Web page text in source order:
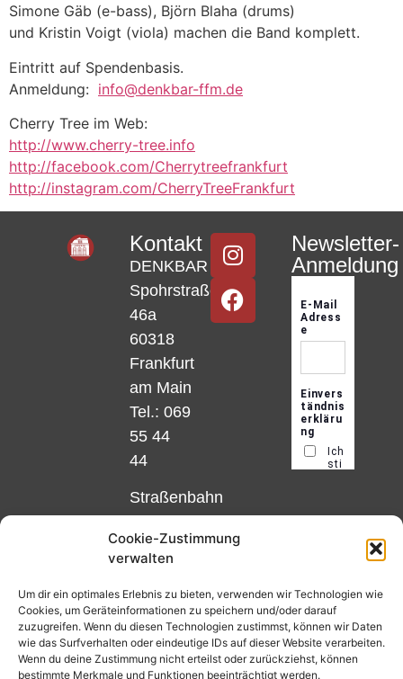
Cookie-Zustimmung
verwalten
Um dir ein optimales Erlebnis zu bieten, verwenden wir Technologien wie
Cookies, um Geräteinformationen zu speichern und/oder darauf
zuzugreifen. Wenn du diesen Technologien zustimmst, können wir Daten
wie das Surfverhalten oder eindeutige IDs auf dieser Website verarbeiten.
Wenn du deine Zustimmung nicht erteilst oder zurückziehst, können
bestimmte Merkmale und Funktionen beeinträchtigt werden.
Simone Gäb (e-bass), Björn Blaha (drums)
und Kristin Voigt (viola) machen die Band komplett.
Eintritt auf Spendenbasis.
Anmeldung: info@denkbar-ffm.de
Cherry Tree im Web:
http://www.cherry-tree.info
http://facebook.com/Cherrytreefrankfurt
http://instagram.com/CherryTreeFrankfurt
Kontakt
DENKBAR
Spohrstraße
46a
60318
Frankfurt
am Main
Tel.: 069
55 44
44
Straßenbahn
und 12,
Matthias-
Beltz-
Platz
oder
Newsletter-
Anmeldung